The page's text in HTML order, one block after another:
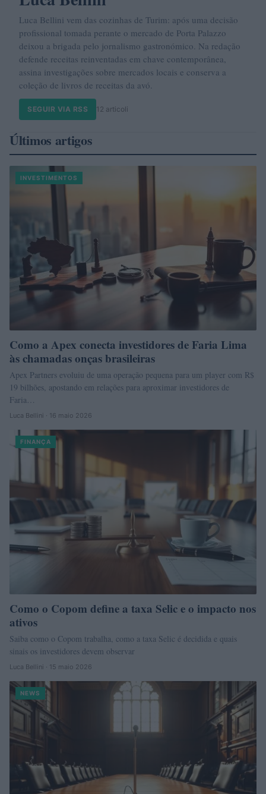
Luca Bellini vem das cozinhas de Turim: após uma decisão
profissional tomada perante o mercado de Porta Palazzo
deixou a brigada pelo jornalismo gastronómico. Na redação
defende receitas reinventadas em chave contemporânea,
assina investigações sobre mercados locais e conserva a
coleção de livros de receitas da avó.
SEGUIR VIA RSS 12 articoli
Últimos artigos
INVESTIMENTOS
Como a Apex conecta investidores de Faria Lima
às chamadas onças brasileiras
Apex Partners evoluiu de uma operação pequena para um player com R$
19 bilhões, apostando em relações para aproximar investidores de
Faria…
Luca Bellini · 16 maio 2026
FINANÇA
Como o Copom define a taxa Selic e o impacto nos
ativos
Saiba como o Copom trabalha, como a taxa Selic é decidida e quais
sinais os investidores devem observar
Luca Bellini · 15 maio 2026
NEWS